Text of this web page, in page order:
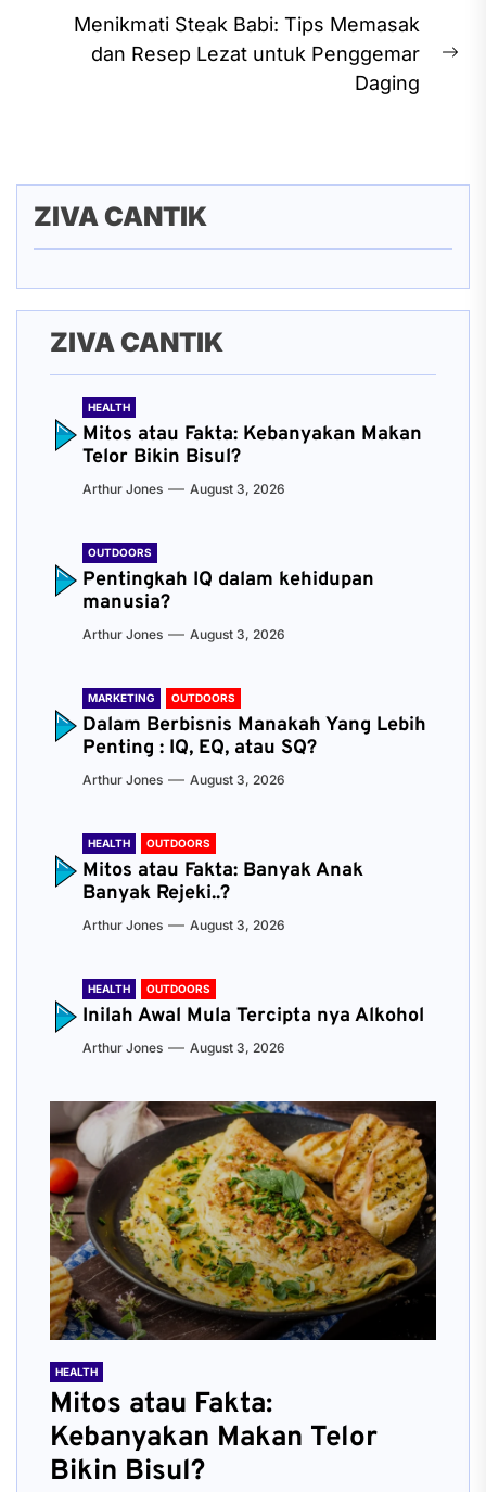
Menikmati Steak Babi: Tips Memasak
dan Resep Lezat untuk Penggemar
Daging
ZIVA CANTIK
ZIVA CANTIK
HEALTH
Mitos atau Fakta: Kebanyakan Makan
Telor Bikin Bisul?
Arthur Jones August 3, 2026
OUTDOORS
Pentingkah IQ dalam kehidupan
manusia?
Arthur Jones August 3, 2026
MARKETING OUTDOORS
Dalam Berbisnis Manakah Yang Lebih
Penting : IQ, EQ, atau SQ?
Arthur Jones August 3, 2026
HEALTH OUTDOORS
Mitos atau Fakta: Banyak Anak
Banyak Rejeki..?
Arthur Jones August 3, 2026
HEALTH OUTDOORS
Inilah Awal Mula Tercipta nya Alkohol
Arthur Jones August 3, 2026
HEALTH
Mitos atau Fakta:
Kebanyakan Makan Telor
Bikin Bisul?